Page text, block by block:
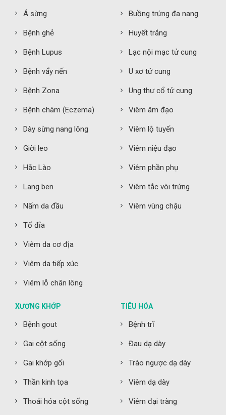
Á sừng
Bệnh ghẻ
Bệnh Lupus
Bệnh vẩy nến
Bệnh Zona
Bệnh chàm (Eczema)
Dày sừng nang lông
Giời leo
Hắc Lào
Lang ben
Nấm da đầu
Tổ đỉa
Viêm da cơ địa
Viêm da tiếp xúc
Viêm lỗ chân lông
Buồng trứng đa nang
Huyết trắng
Lạc nội mạc tử cung
U xơ tử cung
Ung thư cổ tử cung
Viêm âm đạo
Viêm lộ tuyến
Viêm niệu đạo
Viêm phần phụ
Viêm tắc vòi trứng
Viêm vùng chậu
XƯƠNG KHỚP
Bệnh gout
Gai cột sống
Gai khớp gối
Thần kinh tọa
Thoái hóa cột sống
TIÊU HÓA
Bệnh trĩ
Đau dạ dày
Trào ngược dạ dày
Viêm dạ dày
Viêm đại tràng